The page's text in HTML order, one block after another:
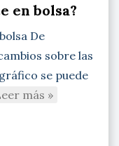
en bolsa?
De
sobre las
se puede
más »